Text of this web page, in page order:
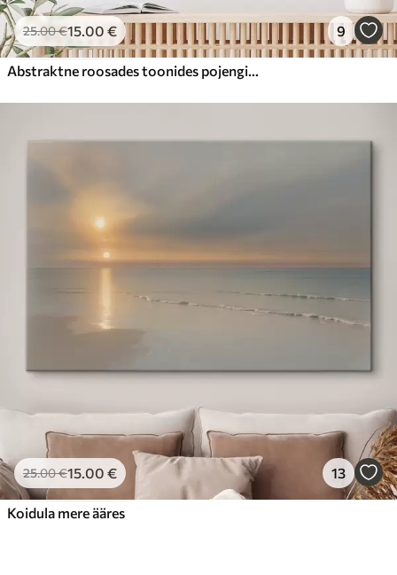
25.00€15.00 € 9
Abstraktne roosades toonides pojengide kimp
25.00€15.00 € 13
Koidula mere ääres